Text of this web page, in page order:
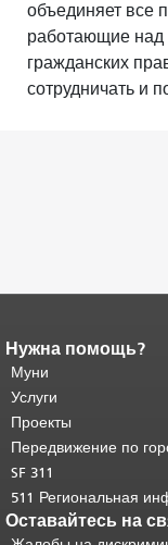
объединяет все
работающие над
гражданских
сотрудничать и
Конец содержимого
страницы.
страницы
странице.
основного
Нужна помощь?
Муни
Услуги
Проекты
Передвижение по
SF 311
511 Региональная
Оставайтесь на